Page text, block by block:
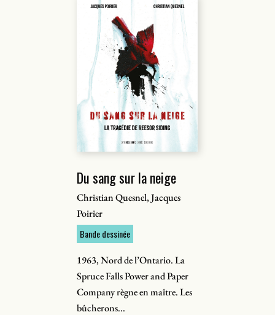
Du sang sur la neige
Christian Quesnel, Jacques
Poirier
Bande dessinée
1963, Nord de l’Ontario. La
Spruce Falls Power and Paper
Company règne en maître. Les
bûcherons...